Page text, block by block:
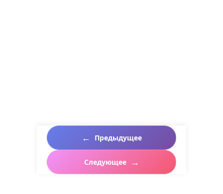
Предыдущее
Следующее